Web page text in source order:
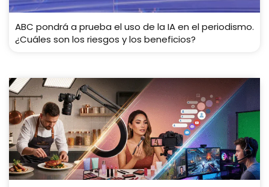
ABC pondrá a prueba el uso de la IA en el periodismo.
¿Cuáles son los riesgos y los beneficios?